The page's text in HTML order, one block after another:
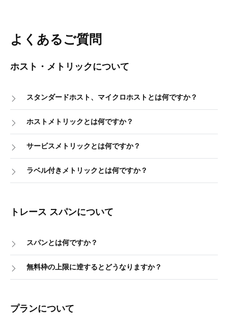
よくあるご質問
ホスト・メトリックについて
スタンダードホスト、マイクロホストとは何ですか？
ホストメトリックとは何ですか？
サービスメトリックとは何ですか？
ラベル付きメトリックとは何ですか？
トレース スパンについて
スパンとは何ですか？
無料枠の上限に逹するとどうなりますか？
プランについて